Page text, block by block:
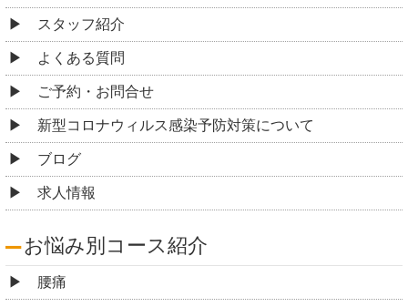
スタッフ紹介
よくある質問
ご予約・お問合せ
新型コロナウィルス感染予防対策について
ブログ
求人情報
お悩み別コース紹介
腰痛